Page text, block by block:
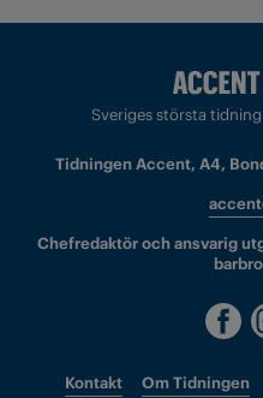
Sveriges största
Tidningen Accent, A4,
Chefredaktör och ansvarig
Kontakt Om Tidningen